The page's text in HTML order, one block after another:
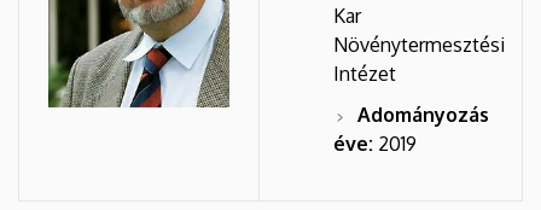
Kar
Növénytermesztési
Intézet
Adományozás
éve: 2019